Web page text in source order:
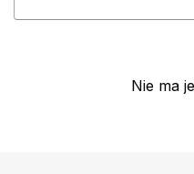
Nie ma